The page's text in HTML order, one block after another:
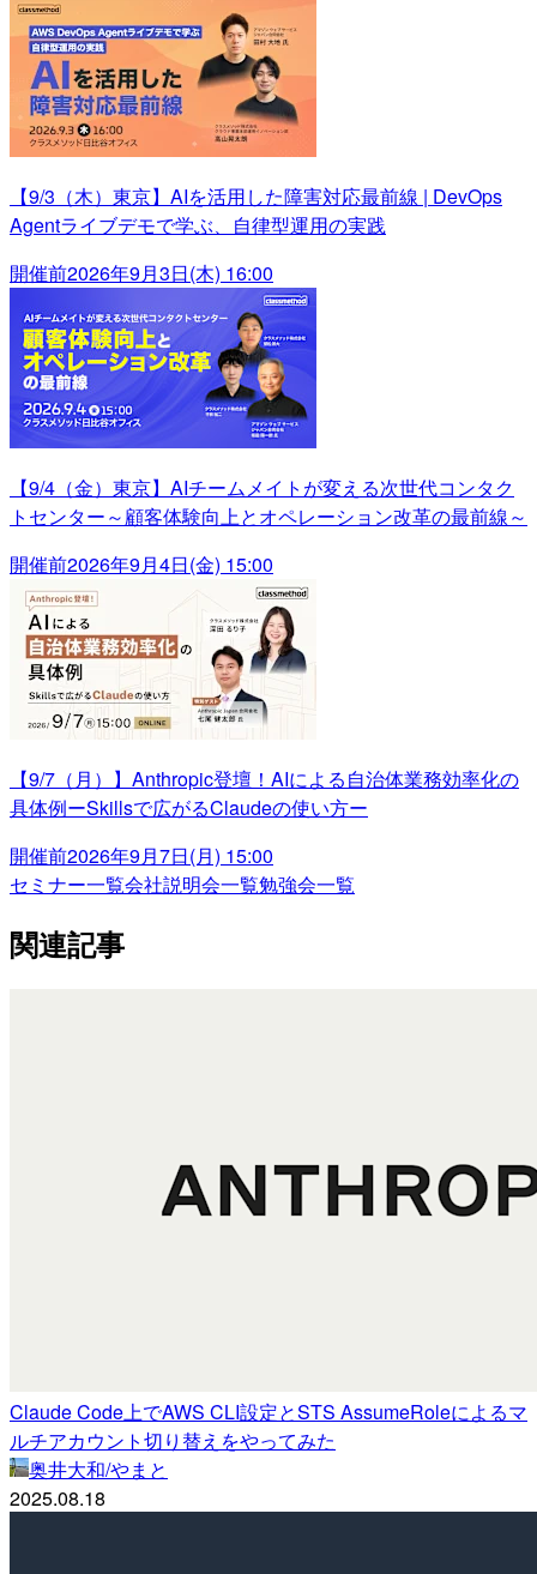
【9/3（木）東京】AIを活用した障害対応最前線 | DevOps
Agentライブデモで学ぶ、自律型運用の実践
開催前2026年9月3日(木) 16:00
【9/4（金）東京】AIチームメイトが変える次世代コンタク
トセンター～顧客体験向上とオペレーション改革の最前線～
開催前2026年9月4日(金) 15:00
【9/7（月）】Anthropic登壇！AIによる自治体業務効率化の
具体例ーSkillsで広がるClaudeの使い方ー
開催前2026年9月7日(月) 15:00
セミナー一覧会社説明会一覧勉強会一覧
関連記事
Claude Code上でAWS CLI設定とSTS AssumeRoleによるマ
ルチアカウント切り替えをやってみた
奥井大和/やまと
2025.08.18